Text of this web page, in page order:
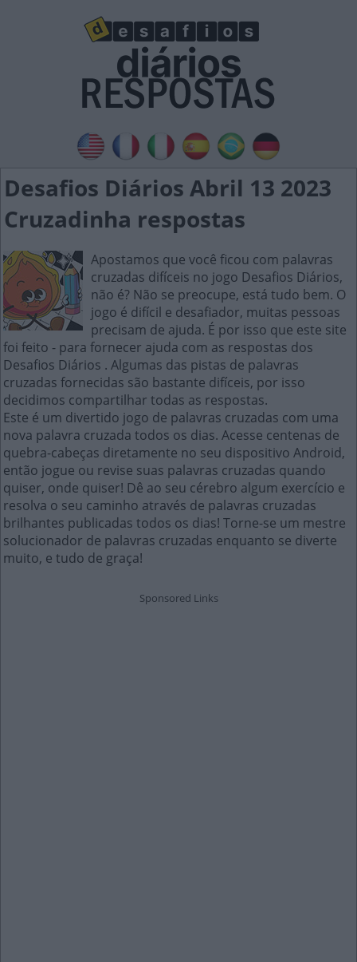
Desafios Diários Abril 13 2023
Cruzadinha respostas
Apostamos que você ficou com palavras
cruzadas difíceis no jogo Desafios Diários,
não é? Não se preocupe, está tudo bem. O
jogo é difícil e desafiador, muitas pessoas
precisam de ajuda. É por isso que este site
foi feito - para fornecer ajuda com as respostas dos
Desafios Diários . Algumas das pistas de palavras
cruzadas fornecidas são bastante difíceis, por isso
decidimos compartilhar todas as respostas.
Este é um divertido jogo de palavras cruzadas com uma
nova palavra cruzada todos os dias. Acesse centenas de
quebra-cabeças diretamente no seu dispositivo Android,
então jogue ou revise suas palavras cruzadas quando
quiser, onde quiser! Dê ao seu cérebro algum exercício e
resolva o seu caminho através de palavras cruzadas
brilhantes publicadas todos os dias! Torne-se um mestre
solucionador de palavras cruzadas enquanto se diverte
muito, e tudo de graça!